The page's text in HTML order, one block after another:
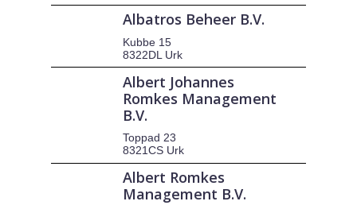
Albatros Beheer B.V.
Kubbe 15
8322DL Urk
Albert Johannes
Romkes Management
B.V.
Toppad 23
8321CS Urk
Albert Romkes
Management B.V.